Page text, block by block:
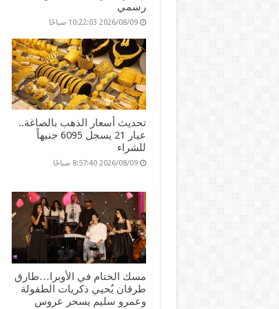
رسمي
2026/08/09 10:22:03 صباحًا
تحديث أسعار الذهب بالصاغة..
عيار 21 يسجل 6095 جنيهاً
للشراء
2026/08/09 8:57:40 صباحًا
مسك الختام في الأوبرا…طارق
طرقان يُحيي ذكريات الطفولة
وعمرو سليم يسحر عروس